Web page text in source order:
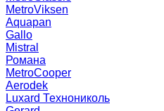
MetroViksen
Aquapan
Gallo
Mistral
Романа
MetroCooper
Aerodek
Luxard Технониколь